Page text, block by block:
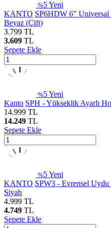
%5Yeni
KANTO SP6HDW 6" Universal
Beyaz (Çift)
3.799 TL
3.609 TL
Sepete Ekle
%5Yeni
Kanto SPH - Yükseklik Ayarlı
14.999 TL
14.249 TL
Sepete Ekle
%5Yeni
KANTO SPW3 - Evrensel
Siyah
4.999 TL
4.749 TL
Sepete Ekle